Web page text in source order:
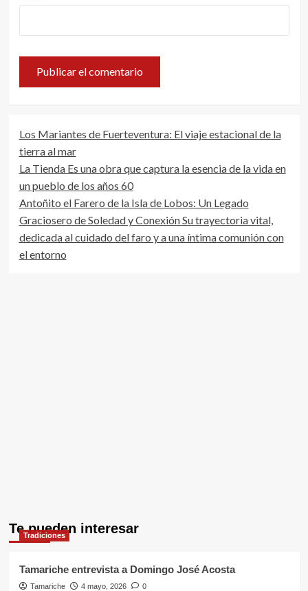
Los Mariantes de Fuerteventura: El viaje estacional de la
tierra al mar
La Tienda Es una obra que captura la esencia de la vida en
un pueblo de los años 60
Antoñito el Farero de la Isla de Lobos: Un Legado
Graciosero de Soledad y Conexión Su trayectoria vital,
dedicada al cuidado del faro y a una íntima comunión con
el entorno
Te pueden interesar
Tradiciones
Tamariche entrevista a Domingo José Acosta
Tamariche 4 mayo, 2026 0